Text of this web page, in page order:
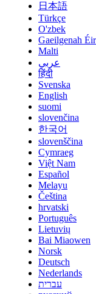
日本語
Türkçe
O'zbek
Gaeilgenah
Malti
عربي
हिंदी
Svenska
English
suomi
slovenčina
한국어
slovenščina
Cymraeg
Việt Nam
Español
Melayu
Čeština
hrvatski
Português
Lietuvių
Bai Miaowen
Norsk
Deutsch
Nederlands
עברית